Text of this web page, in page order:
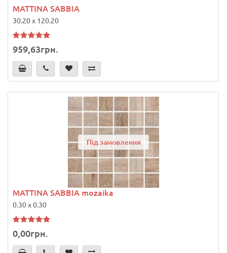
MATTINA SABBIA
30.20 x 120.20
959,63грн.
Під замовлення
MATTINA SABBIA mozaika
0.30 x 0.30
0,00грн.